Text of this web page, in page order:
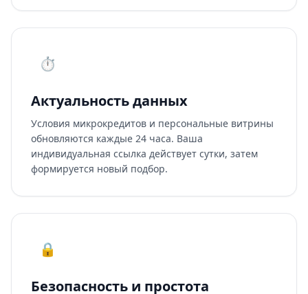
⏱️
Актуальность данных
Условия микрокредитов и персональные витрины
обновляются каждые 24 часа. Ваша
индивидуальная ссылка действует сутки, затем
формируется новый подбор.
🔒
Безопасность и простота